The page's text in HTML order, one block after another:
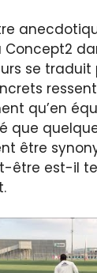
Concept2
se traduit
qu’en
que
être
être est-il